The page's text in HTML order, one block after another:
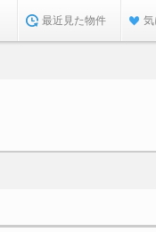
最近見た物件 気